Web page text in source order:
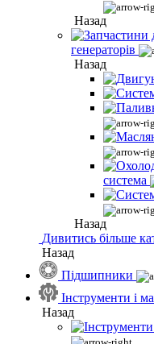
Назад
генераторів
Назад
система
Назад
Дивитись більше
Назад
Підшипники
Інструменти і
Назад